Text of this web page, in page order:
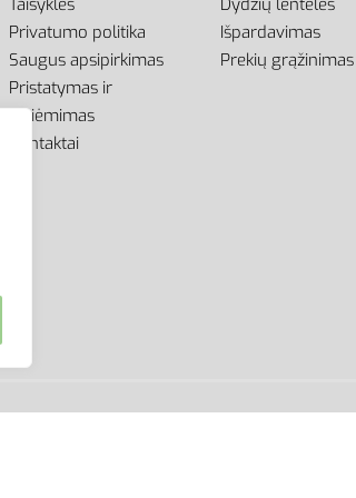
Privatumo politika
Saugus apsipirkimas
Pristatymas ir
atsiėmimas
Kontaktai
Išpardavimas
Prekių grąžinimas